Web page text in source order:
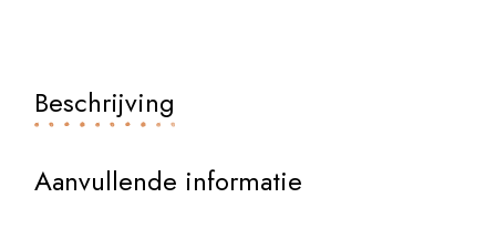
Beschrijving
Aanvullende informatie